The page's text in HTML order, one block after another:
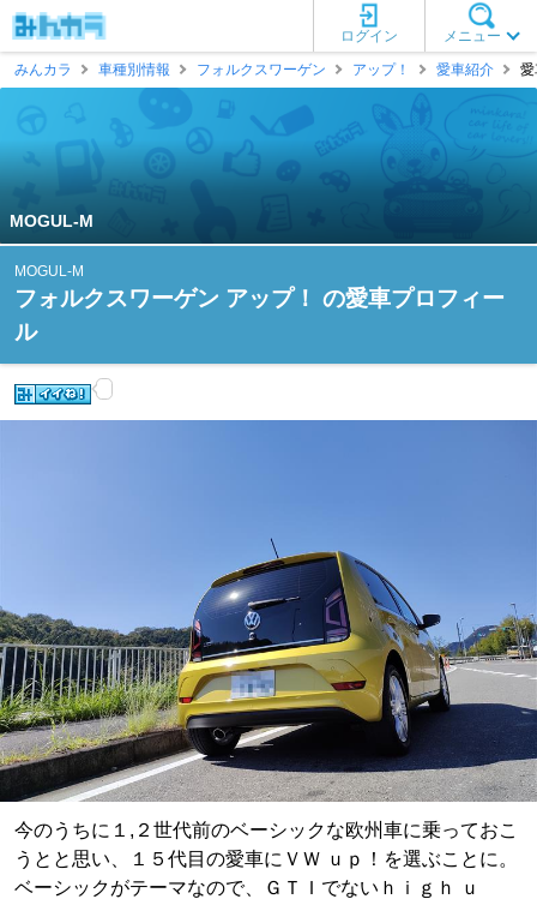
メニュー
ログイン
みんカラ
車種別情報 フォルクスワーゲン アップ！ 愛車紹介
MOGUL-M
MOGUL-M
フォルクスワーゲン アップ！ の愛車プロフィー
ル
今のうちに１,２世代前のベーシックな欧州車に乗っておこ
うとと思い、１５代目の愛車にＶＷ ｕｐ！を選ぶことに。
ベーシックがテーマなので、ＧＴＩでないｈｉｇｈ ｕ